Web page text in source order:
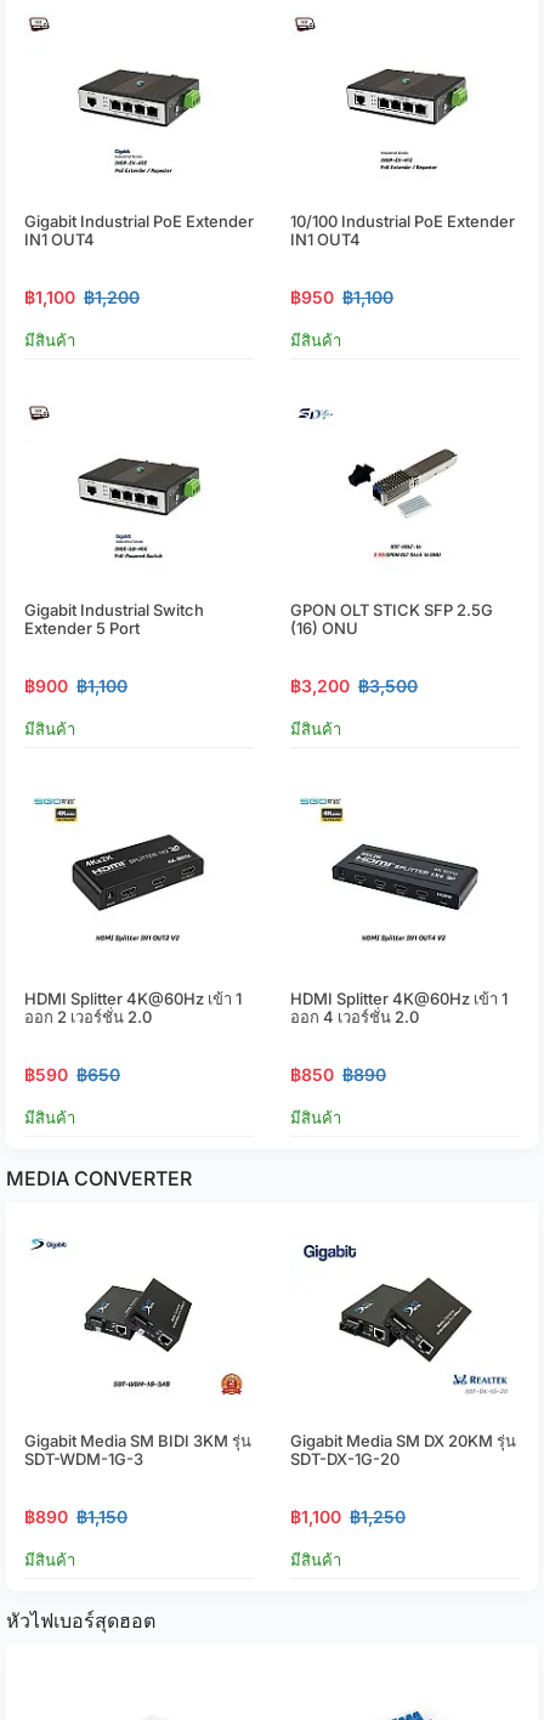
Gigabit Industrial PoE Extender
IN1 OUT4
฿1,100 ฿1,200
มีสินค้า
10/100 Industrial PoE Extender
IN1 OUT4
฿950 ฿1,100
มีสินค้า
Gigabit Industrial Switch
Extender 5 Port
฿900 ฿1,100
มีสินค้า
GPON OLT STICK SFP 2.5G
(16) ONU
฿3,200 ฿3,500
มีสินค้า
HDMI Splitter 4K@60Hz เข้า 1
ออก 2 เวอร์ชั่น 2.0
฿590 ฿650
มีสินค้า
HDMI Splitter 4K@60Hz เข้า 1
ออก 4 เวอร์ชั่น 2.0
฿850 ฿890
มีสินค้า
MEDIA CONVERTER
Gigabit Media SM BIDI 3KM รุ่น
SDT-WDM-1G-3
฿890 ฿1,150
มีสินค้า
Gigabit Media SM DX 20KM รุ่น
SDT-DX-1G-20
฿1,100 ฿1,250
มีสินค้า
หัวไฟเบอร์สุดฮอต